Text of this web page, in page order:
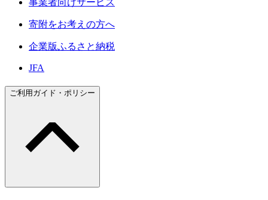
寄附をお考えの方へ
企業版ふるさと納税
JFA
ご利用ガイド・ポリシー